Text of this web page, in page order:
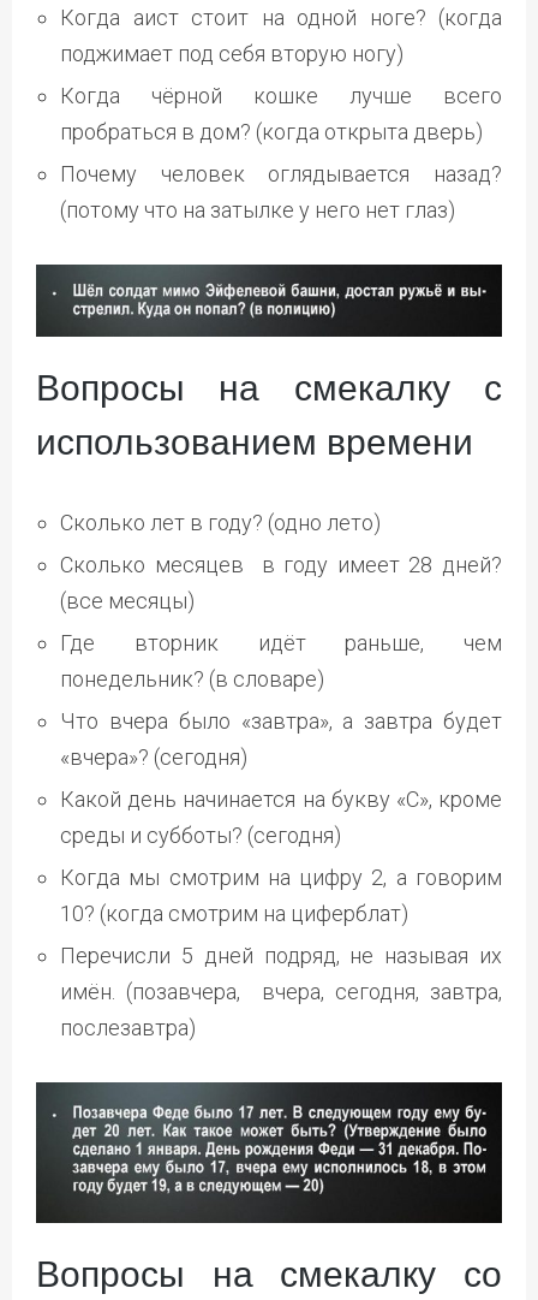
Когда аист стоит на одной ноге? (когда
поджимает под себя вторую ногу)
Когда чёрной кошке лучше всего
пробраться в дом? (когда открыта дверь)
Почему человек оглядывается назад?
(потому что на затылке у него нет глаз)
Вопросы на смекалку с
использованием времени
Сколько лет в году? (одно лето)
Сколько месяцев в году имеет 28 дней?
(все месяцы)
Где вторник идёт раньше, чем
понедельник? (в словаре)
Что вчера было «завтра», а завтра будет
«вчера»? (сегодня)
Какой день начинается на букву «С», кроме
среды и субботы? (сегодня)
Когда мы смотрим на цифру 2, а говорим
10? (когда смотрим на циферблат)
Перечисли 5 дней подряд, не называя их
имён. (позавчера, вчера, сегодня, завтра,
послезавтра)
Вопросы на смекалку со